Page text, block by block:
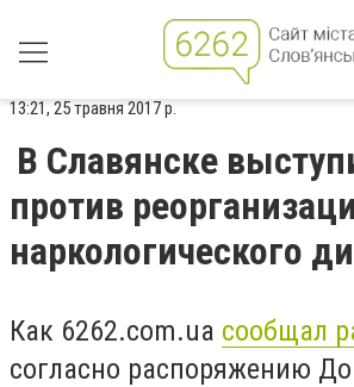
13:21, 25 травня 2017 р.
В Славянске
против
наркологического
Как 6262.com.ua сообщал
согласно распоряжению